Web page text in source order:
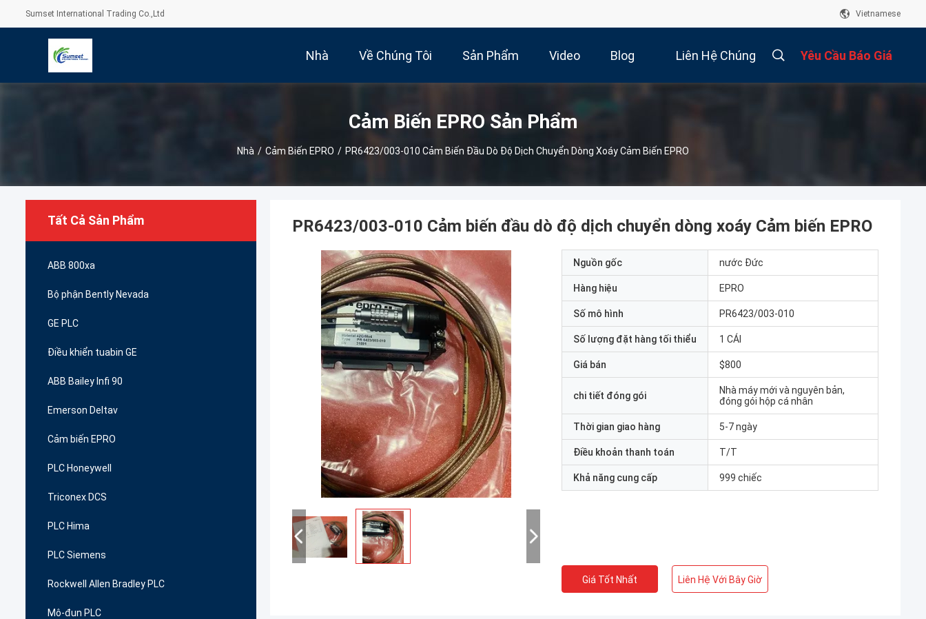
Sumset International Trading Co.,Ltd Vietnamese
Nhà Về Chúng Tôi Sản Phẩm Video Blog Liên Hệ Chúng Yêu Cầu Báo Giá
Cảm Biến EPRO Sản Phẩm
Nhà / Cảm Biến EPRO / PR6423/003-010 Cảm Biến Đầu Dò Độ Dịch Chuyển Dòng Xoáy Cảm Biến EPRO
Tất Cả Sản Phẩm
ABB 800xa
Bộ phận Bently Nevada
GE PLC
Điều khiển tuabin GE
ABB Bailey Infi 90
Emerson Deltav
Cảm biến EPRO
PLC Honeywell
Triconex DCS
PLC Hima
PLC Siemens
Rockwell Allen Bradley PLC
Mô-đun PLC
PR6423/003-010 Cảm biến đầu dò độ dịch chuyển dòng xoáy Cảm biến EPRO
Nguồn gốc nước Đức
Hàng hiệu EPRO
Số mô hình PR6423/003-010
Số lượng đặt hàng tối thiểu 1 CÁI
Giá bán $800
chi tiết đóng gói
Nhà máy mới và nguyên bản,
đóng gói hộp cá nhân
Thời gian giao hàng 5-7 ngày
Điều khoản thanh toán T/T
Khả năng cung cấp 999 chiếc
Giá Tốt Nhất Liên Hệ Với Bây Giờ